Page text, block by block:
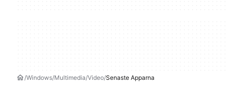
Windows Multimedia Video Senaste Apparna